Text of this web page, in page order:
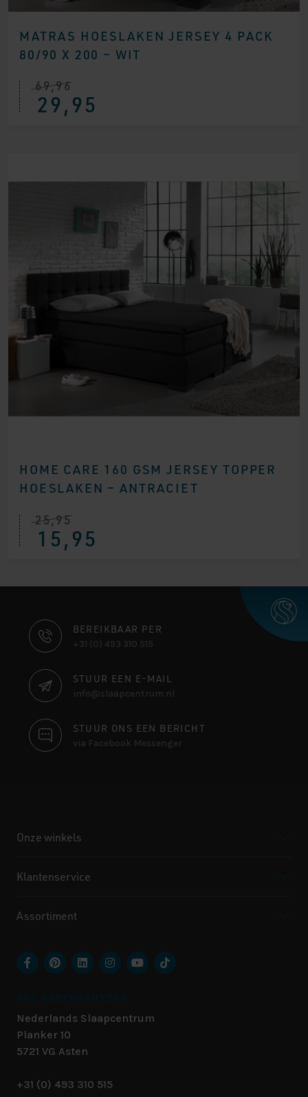
MATRAS HOESLAKEN JERSEY 4 PACK
80/90 X 200 – WIT
69,96
Oorspronkelijke
prijs
was:
29,95
Huidige
prijs
is:
HOME CARE 160 GSM JERSEY TOPPER
HOESLAKEN – ANTRACIET
25,95
15,95
CONTACT
INFORMATIE
BEREIKBAAR PER
+31 (0) 493 310 515
STUUR EEN E-MAIL
info@slaapcentrum.nl
STUUR ONS EEN BERICHT
via Facebook Messenger
Onze winkels
Klantenservice
Assortiment
Nederlands Slaapcentrum
Planker 10
5721 VG Asten
+31 (0) 493 310 515